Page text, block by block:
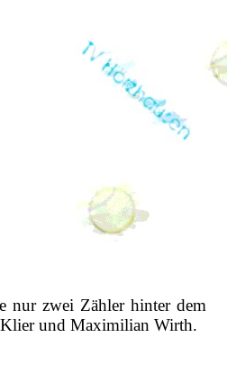
nur zwei Zähler hinter dem
Klier und Maximilian Wirth.